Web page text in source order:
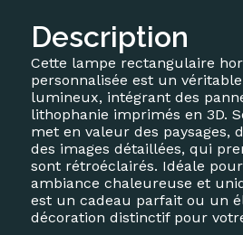
Description
Cette lampe rectangulaire
personnalisée est un
lumineux, intégrant des
lithophanie imprimés en 3D.
met en valeur des paysages,
des images détaillées, qui
sont rétroéclairés. Idéale
ambiance chaleureuse et
est un cadeau parfait ou un
décoration distinctif pour